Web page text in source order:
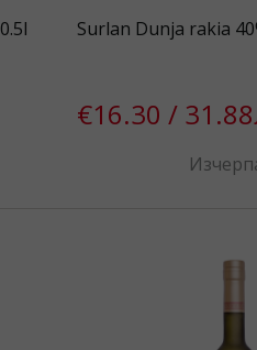
Surlan Dunja rakia
€16.30 /